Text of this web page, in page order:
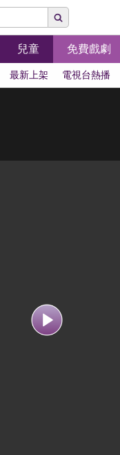
兒童 免費戲劇
最新上架 電視台熱播